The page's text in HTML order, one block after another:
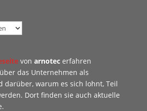
von arnotecerfahren
das Unternehmen als
darüber, warum es sich lohnt, Teil
Dort finden sie auch aktuelle